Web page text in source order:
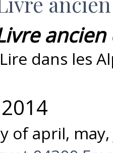
ancien
dans les
of april,